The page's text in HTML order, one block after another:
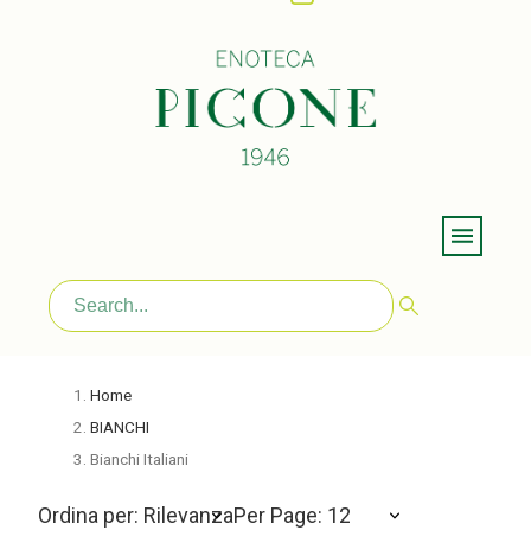
Home
BIANCHI
Bianchi Italiani
Ordina per: RilevanzaPer Page: 12